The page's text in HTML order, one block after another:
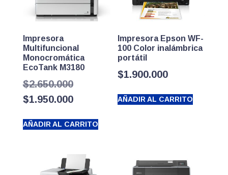
Impresora
Multifuncional
Monocromática
EcoTank M3180
$2.650.000El
precio
era:
$1.950.000El
actual
$1.950.000.
AÑADIR AL CARRITO
Impresora Epson WF-
100 Color inalámbrica
portátil
$1.900.000
AÑADIR AL CARRITO